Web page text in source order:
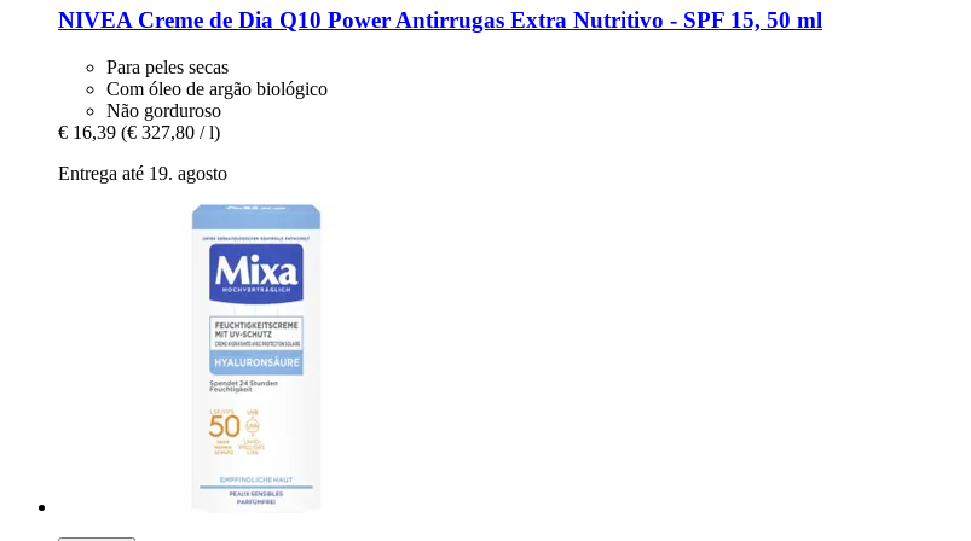
NIVEA Creme de Dia Q10 Power Antirrugas Extra Nutritivo -​ SPF 15, 50 ml
Para peles secas
Com óleo de argão biológico
Não gorduroso
€ 16,39 (€ 327,80 / l)
Entrega até 19. agosto